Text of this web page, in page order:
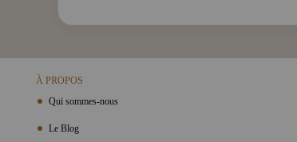
À PROPOS
Qui sommes-nous
Le Blog